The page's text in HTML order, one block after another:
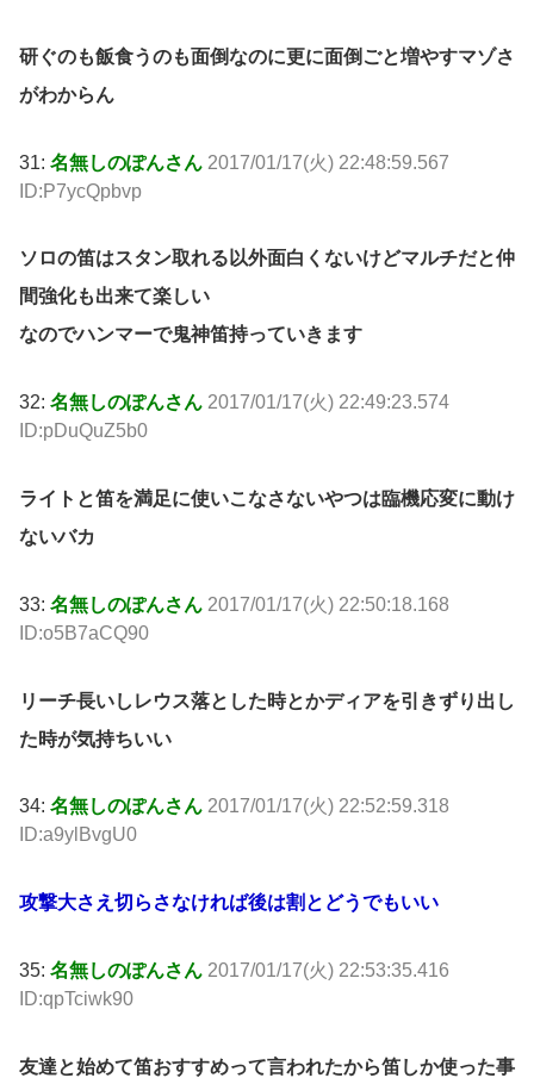
研ぐのも飯食うのも面倒なのに更に面倒ごと増やすマゾさ
がわからん
31: 名無しのぽんさん 2017/01/17(火) 22:48:59.567
ID:P7ycQpbvp
ソロの笛はスタン取れる以外面白くないけどマルチだと仲
間強化も出来て楽しい
なのでハンマーで鬼神笛持っていきます
32: 名無しのぽんさん 2017/01/17(火) 22:49:23.574
ID:pDuQuZ5b0
ライトと笛を満足に使いこなさないやつは臨機応変に動け
ないバカ
33: 名無しのぽんさん 2017/01/17(火) 22:50:18.168
ID:o5B7aCQ90
リーチ長いしレウス落とした時とかディアを引きずり出し
た時が気持ちいい
34: 名無しのぽんさん 2017/01/17(火) 22:52:59.318
ID:a9ylBvgU0
攻撃大さえ切らさなければ後は割とどうでもいい
35: 名無しのぽんさん 2017/01/17(火) 22:53:35.416
ID:qpTciwk90
友達と始めて笛おすすめって言われたから笛しか使った事